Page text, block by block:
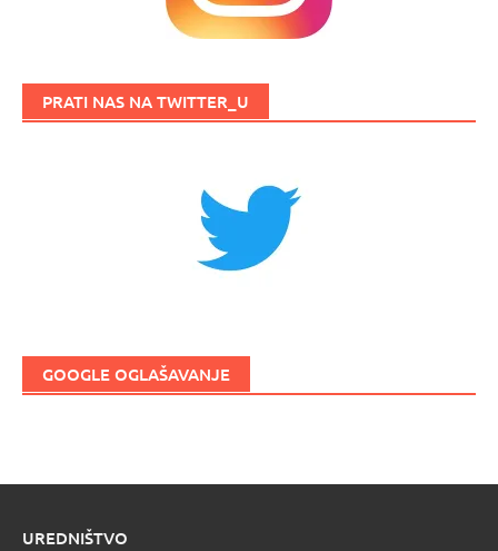
PRATI NAS NA TWITTER_U
GOOGLE OGLAŠAVANJE
UREDNIŠTVO